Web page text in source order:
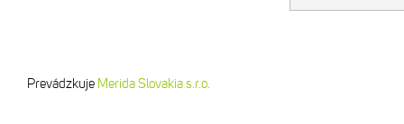
Prevádzkuje Merida Slovakia s.r.o.